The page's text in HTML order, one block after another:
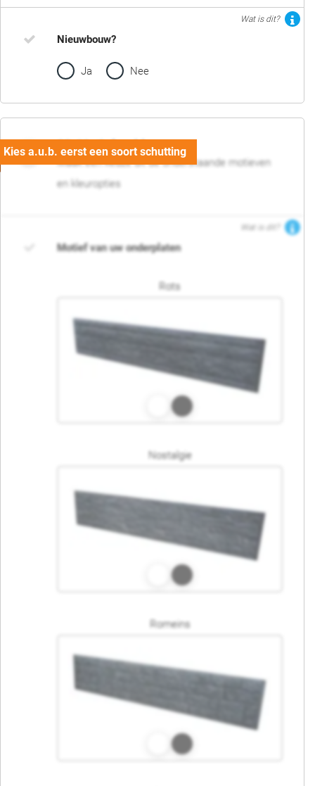
Wat is dit?
Nieuwbouw?
Ja Nee
02. Motief en kleur
Maak een keuze uit de onderstaande motieven
en kleuropties
Wat is dit?
Motief van uw onderplaten
Rots
Nostalgie
Romeins